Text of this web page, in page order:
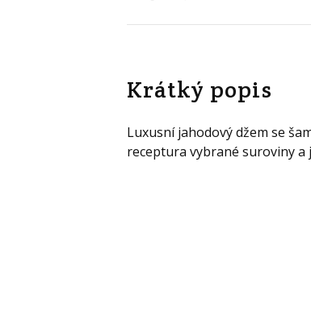
Krátký popis
Luxusní jahodový džem se
receptura vybrané suroviny a